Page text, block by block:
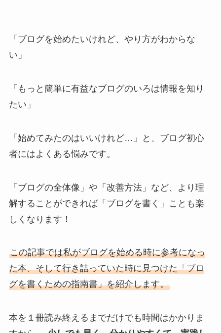
「ブログを始めたいけれど、やり方がわからな
い」
「もっと簡単に有益なブログのいろは情報を知り
たい」
「始めてみたのはいいけれど…」と、ブログ初心
者にはよくある悩みです。
「ブログの全体像」や「改善方法」など、より理
解することができれば「ブログを書く」ことも楽
しくなります！
この記事では私がブログを始める時に参考になっ
た本、そして行き詰っていた時に見つけた「ブロ
グを書くための指南書」を紹介します。
本を１冊読み終えるまでだけでも時間はかかりま